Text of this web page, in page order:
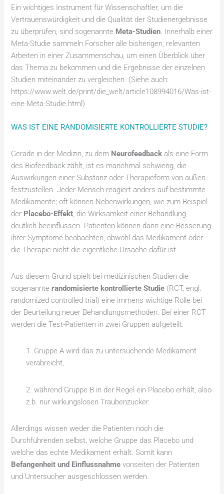
Ein wichtiges Instrument für Wissenschaftler, um die
Vertrauenswürdigkeit und die Qualität der Studienergebnisse
zu überprüfen, sind sogenannte Meta-Studien. Innerhalb einer
Meta-Studie sammeln Forscher alle bisherigen, relevanten
Arbeiten in einer Zusammenschau, um einen Überblick über
das Thema zu bekommen und die Ergebnisse der einzelnen
Studien miteinander zu vergleichen. (Siehe auch:
https://www.welt.de/print/die_welt/article108994016/Was-ist-
eine-Meta-Studie.html)
WAS IST EINE RANDOMISIERTE KONTROLLIERTE STUDIE?
Gerade in der Medizin, zu dem Neurofeedback als eine Form
des Biofeedback zählt, ist es manchmal schwierig, die
Auswirkungen einer Substanz oder Therapieform von außen
festzustellen. Jeder Mensch reagiert anders auf bestimmte
Medikamente; oft können Nebenwirkungen, wie zum Beispiel
der Placebo-Effekt, die Wirksamkeit einer Behandlung
deutlich beeinflussen. Patienten können dann eine Besserung
ihrer Symptome beobachten, obwohl das Medikament oder
die Therapie nicht die eigentliche Ursache dafür ist.
Aus diesem Grund spielt bei medizinischen Studien die
sogenannterandomisierte kontrollierte Studie (RCT, engl.
randomized controlled trial) eine immens wichtige Rolle bei
der Beurteilung neuer Behandlungsmethoden. Bei einer RCT
werden die Test-Patienten in zwei Gruppen aufgeteilt:
1. Gruppe A wird das zu untersuchende Medikament
verabreicht,
2. während Gruppe B in der Regel ein Placebo erhält, also
z.b. nur wirkungslosen Traubenzucker.
Allerdings wissen weder die Patienten noch die
Durchführenden selbst, welche Gruppe das Placebo und
welche das echte Medikament erhält. Somit kann
Befangenheit und Einflussnahme vonseiten der Patienten
und Untersucher ausgeschlossen werden.